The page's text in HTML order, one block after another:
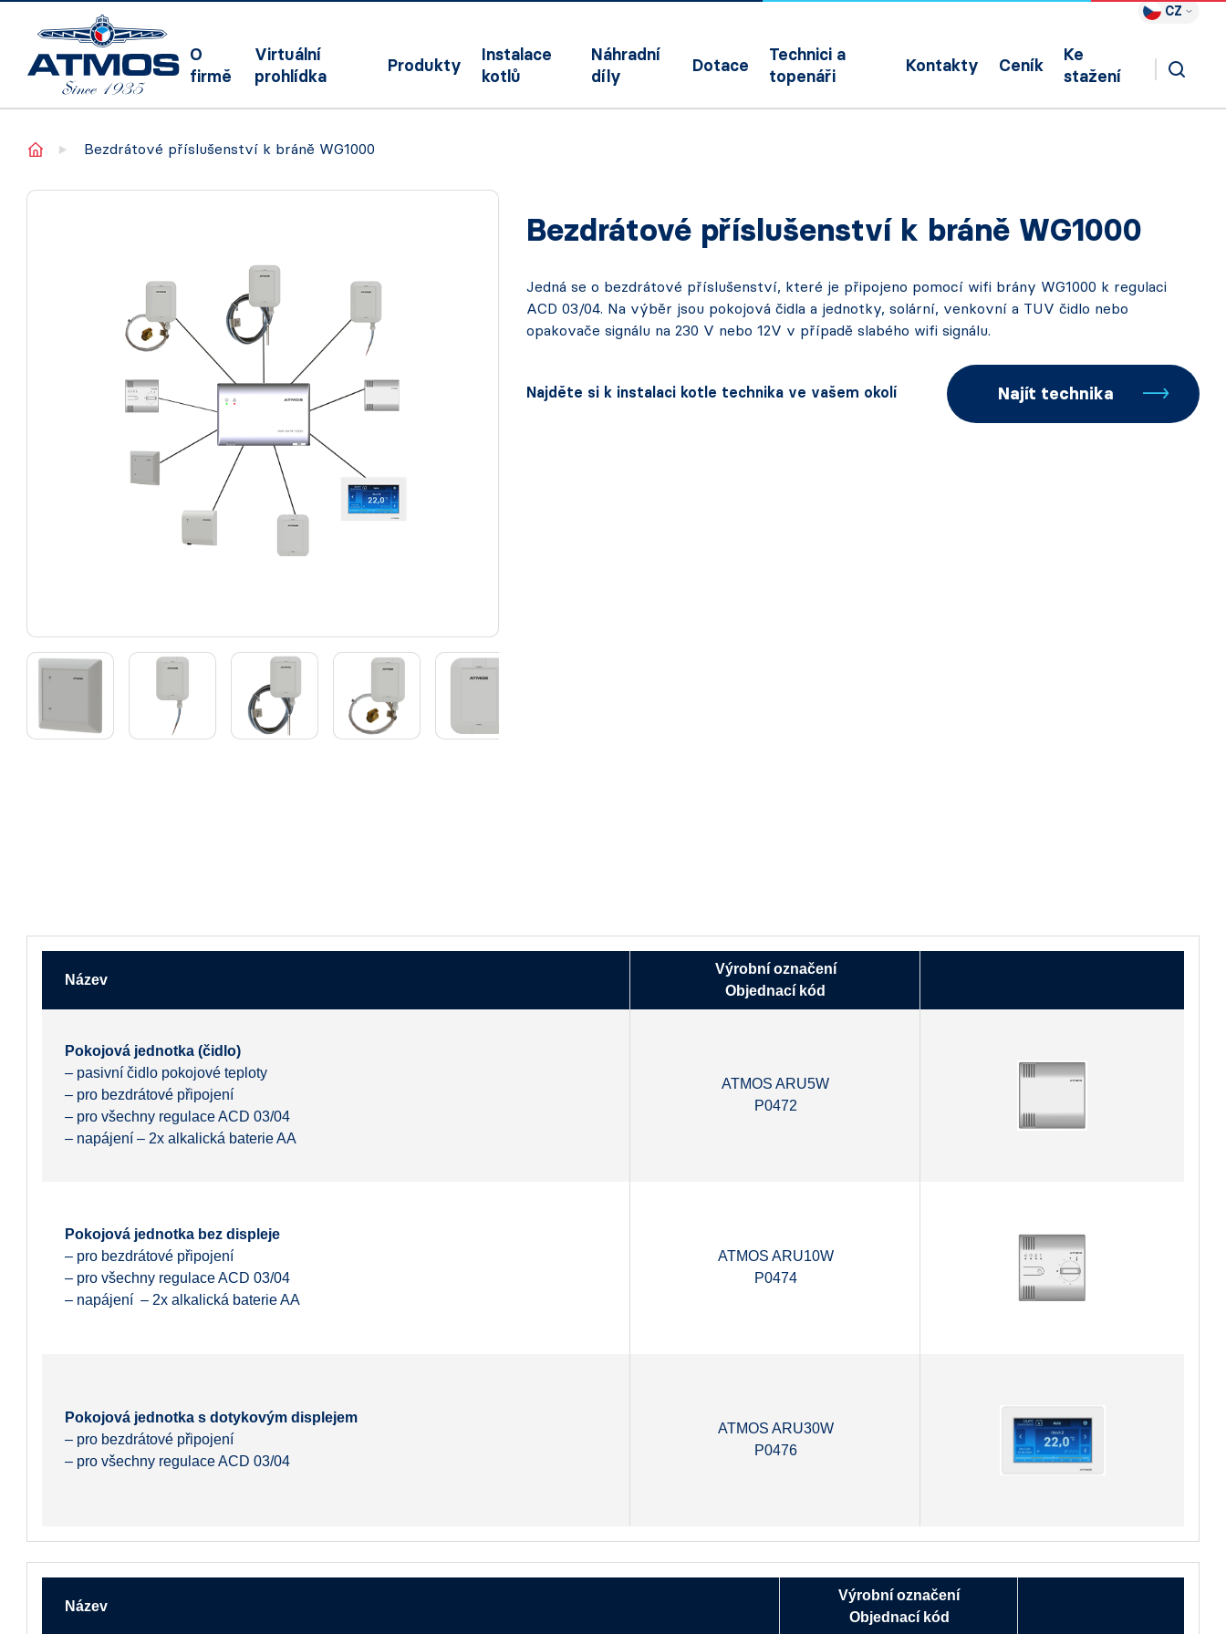
CZ
O
firmě
Virtuální
prohlídka
Produkty
Instalace
kotlů
Náhradní
díly
Dotace
Technici a
topenáři
Kontakty Ceník
Ke
stažení
Home Bezdrátové příslušenství k bráně WG1000
Bezdrátové příslušenství k bráně WG1000
Jedná se o bezdrátové příslušenství, které je připojeno pomocí wifi brány WG1000 k regulaci
ACD 03/04. Na výběr jsou pokojová čidla a jednotky, solární, venkovní a TUV čidlo nebo
opakovače signálu na 230 V nebo 12V v případě slabého wifi signálu.
Najděte si k instalaci kotle technika ve vašem okolí Najít technika
Název
Výrobní označení
Objednací kód
Pokojová jednotka (čidlo)
– pasivní čidlo pokojové teploty
– pro bezdrátové připojení
– pro všechny regulace ACD 03/04
– napájení – 2x alkalická baterie AA
ATMOS ARU5W
P0472
Pokojová jednotka bez displeje
– pro bezdrátové připojení
– pro všechny regulace ACD 03/04
– napájení – 2x alkalická baterie AA
ATMOS ARU10W
P0474
Pokojová jednotka s dotykovým displejem
– pro bezdrátové připojení
– pro všechny regulace ACD 03/04
ATMOS ARU30W
P0476
Název
Výrobní označení
Objednací kód